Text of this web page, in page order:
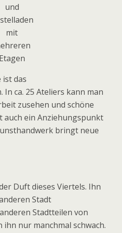
und
mit
Etagen
ist das
ca. 25 Ateliers kann man
zusehen und schöne
auch ein Anziehungspunkt
bringt neue
Duft dieses Viertels. Ihn
Stadt
Stadtteilen von
nur manchmal schwach.